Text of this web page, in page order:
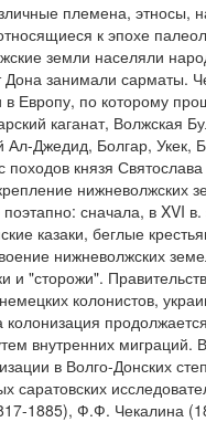
племена, этносы,
к эпохе
земли населяли
Дона занимали сарматы.
в Европу, по которому
каганат, Волжская
Джедид, Болгар, Укек,
походов князя
нижневолжских
сначала, в XVI
казаки, беглые
нижневолжских
и "сторожи".
колонистов,
колонизация
внутренних миграций.
в Волго-Донских
саратовских
1885), Ф.Ф. Чекалина